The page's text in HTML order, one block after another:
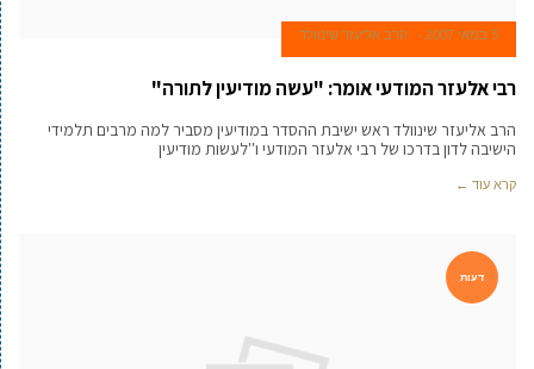
5 במאי 2007 הרב אליעזר שינוולד
רבי אלעזר המודעי אומר: "עשה מודיעין לתורה"
הרב אליעזר שינוולד ראש ישיבת ההסדר במודיעין מסביר למה מרבים תלמידי
הישיבה לדון בדרכו של רבי אלעזר המודעי ו''לעשות מודיעין
קרא עוד ←
דעות